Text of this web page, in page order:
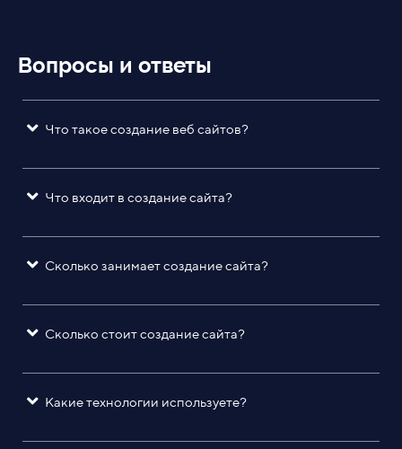
Вопросы и ответы
Что такое создание веб сайтов?
Что входит в создание сайта?
Сколько занимает создание сайта?
Сколько стоит создание сайта?
Какие технологии используете?